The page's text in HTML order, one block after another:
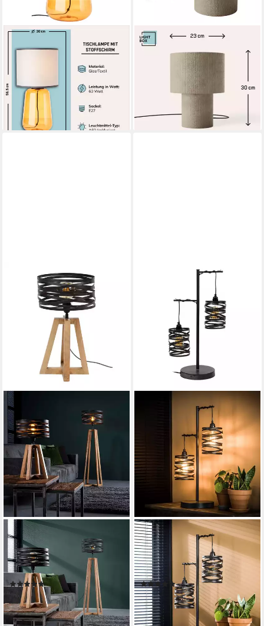
Tischleuchte, ohne
Leuchtmittel, Tischlampe, 56
E27, 60 W, Glas/Stoff
79,99 €
lieferbar - in 3-4 Werktagen bei dir
LIGHTBOX
Tischleuchte, ohne
Leuchtmittel, Retro
Tischlampe, Cord, Stoff, E27,
30cm, dekorativ, grau
lieferbar - in 3-4 Werktagen bei dir
LIADOMO
Tischleuchte Prescott, ohne
Leuchtmittel, Tischlampe im
rustikalen Industrial Look
(1)
119,00 € UVP129,00 €
-8%
lieferbar - in 6-7 Werktagen bei dir
LIADOMO
Tischleuchte Lincoln, ohne
Leuchtmittel, rustikaler
Industrial Look
(1)
119,00 € UVP129,00 €
-8%
lieferbar - in 6-7 Werktagen bei dir